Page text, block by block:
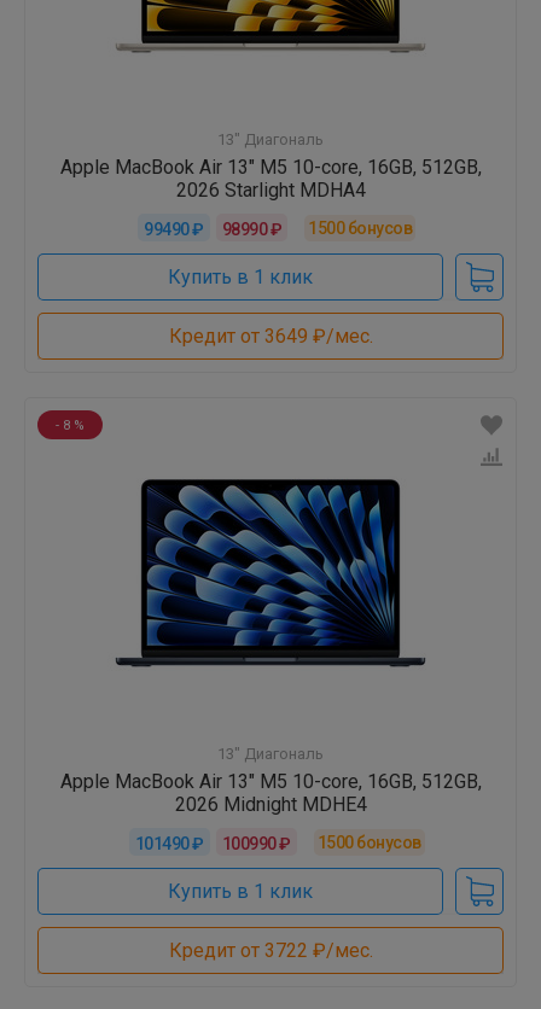
13" Диагональ
Apple MacBook Air 13" M5 10-core, 16GB, 512GB,
2026 Starlight MDHA4
99490 ₽ 98990 ₽ 1500бонусов
Купить в 1 клик
Кредит от 3649 ₽/мес.
- 8 %
13" Диагональ
Apple MacBook Air 13" M5 10-core, 16GB, 512GB,
2026 Midnight MDHE4
101490 ₽ 100990 ₽ 1500бонусов
Купить в 1 клик
Кредит от 3722 ₽/мес.